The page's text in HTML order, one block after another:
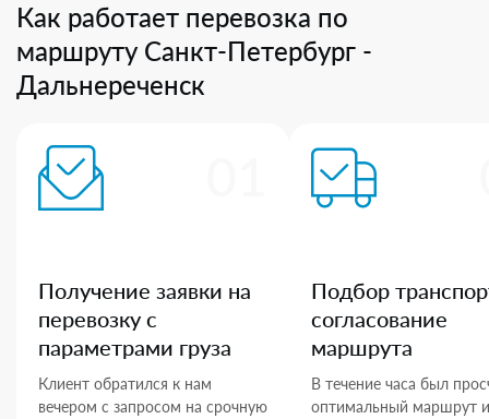
Как работает перевозка по
маршруту Санкт-Петербург -
Дальнереченск
Получение заявки на
перевозку с
параметрами груза
Клиент обратился к нам
вечером с запросом на срочную
Подбор
согласование
маршрута
В течение часа был
оптимальный маршрут и